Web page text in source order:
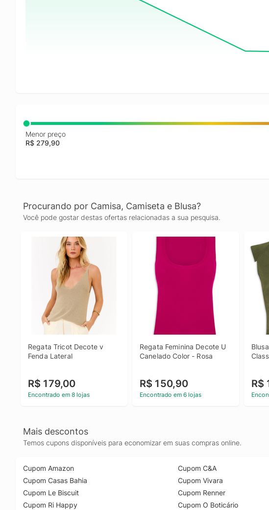
Menor preço
R$ 279,90
Procurando por Camisa, Camiseta e Blusa?
Você pode gostar destas ofertas relacionadas a sua pesquisa.
Regata Tricot Decote v
Fenda Lateral
R$ 179,00
Encontrado em 8 lojas
Regata Feminina Decote U
Canelado Color - Rosa
R$ 150,90
Encontrado em 6 lojas
R$
Mais descontos
Temos cupons disponíveis para economizar em suas compras online.
Cupom Amazon
Cupom Casas Bahia
Cupom Le Biscuit
Cupom Ri Happy
Cupom C&A
Cupom Vivara
Cupom Renner
Cupom O Boticário